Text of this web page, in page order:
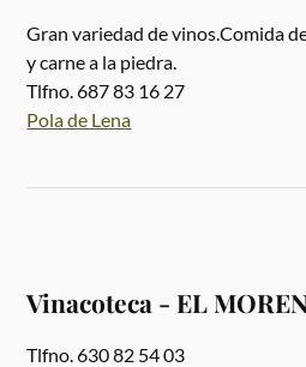
Gran variedad de vinos.Comida
y carne a la piedra.
Tlfno. 687 83 16 27
Pola de Lena
Vinacoteca - EL
Tlfno. 630 82 54 03